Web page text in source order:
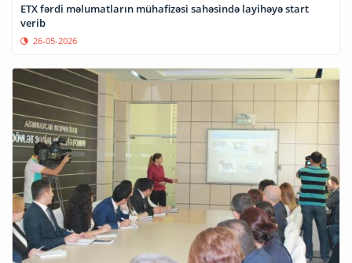
ETX fərdi məlumatların mühafizəsi sahəsində layihəyə start
verib
26-05-2026